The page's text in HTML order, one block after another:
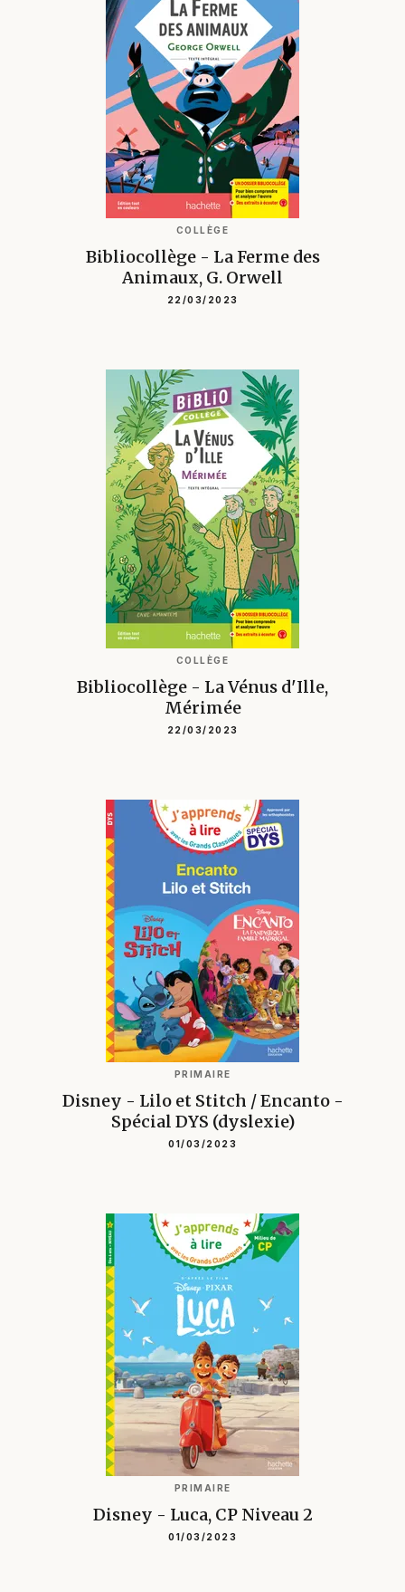
COLLÈGE
Bibliocollège - La Ferme des
Animaux, G. Orwell
22/03/2023
COLLÈGE
Bibliocollège - La Vénus d'Ille,
Mérimée
22/03/2023
PRIMAIRE
Disney - Lilo et Stitch / Encanto -
Spécial DYS (dyslexie)
01/03/2023
PRIMAIRE
Disney - Luca, CP Niveau 2
01/03/2023